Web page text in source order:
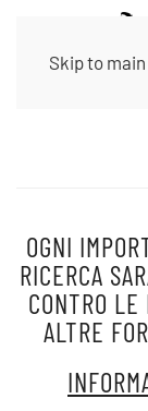
Skip to
OGNI
RICERCA
CONTRO
ALTRE